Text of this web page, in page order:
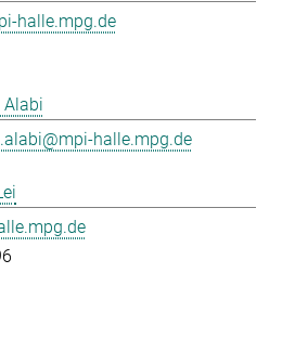
halle.mpg.de
halle.mpg.de